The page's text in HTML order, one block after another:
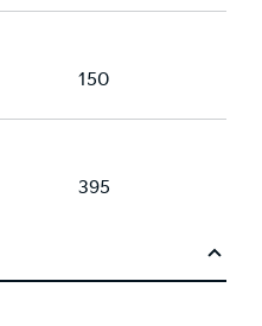
150
395